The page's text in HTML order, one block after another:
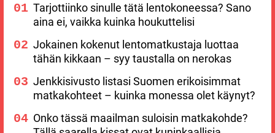
Tarjottiinko sinulle tätä lentokoneessa? Sano
aina ei, vaikka kuinka houkuttelisi
Jokainen kokenut lentomatkustaja luottaa
tähän kikkaan – syy taustalla on nerokas
Jenkkisivusto listasi Suomen erikoisimmat
matkakohteet – kuinka monessa olet käynyt?
Onko tässä maailman suloisin matkakohde?